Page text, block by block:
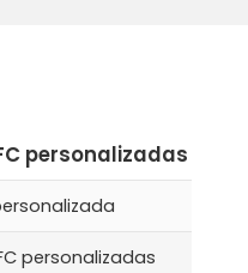
personalizadas
personalizadas